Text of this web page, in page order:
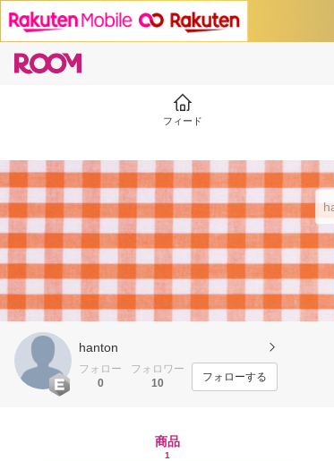
フィード
hanton
フォロー
0
フォロワー
10
フォローする
商品
1